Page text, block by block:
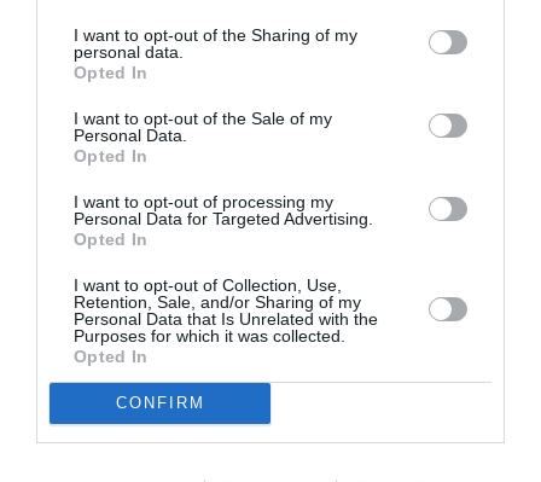
I want to opt-out of the Sharing of my
personal data.
Opted In
I want to opt-out of the Sale of my
Personal Data.
Opted In
I want to opt-out of processing my
Personal Data for Targeted Advertising.
Opted In
I want to opt-out of Collection, Use,
Retention, Sale, and/or Sharing of my
Personal Data that Is Unrelated with the
Purposes for which it was collected.
Opted In
CONFIRM
Είσοδος ελεύθερη
Πληροφορίες / Κρατήσεις:
andie-art.com
μάθετε πρώτοι όλες τις ειδήσεις
Πολιτισμό στοCulturenow.gr
Νέοι Διαγωνισμοί
Tags